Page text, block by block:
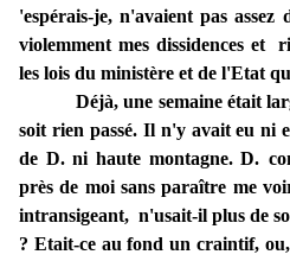
'espérais-je, n'avaientpasassez
violemment mes dissidences et
les lois du ministère et de l'Etat
Déjà, une semaine était
soit rien passé. Il n'y avait euni
de D.ni haute montagne.D.
près de moi sans paraître me
intransigeant, n'usait-il plus de
? Etait-ce au fond un craintif,